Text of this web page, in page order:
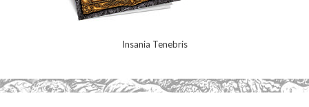
Insania Tenebris